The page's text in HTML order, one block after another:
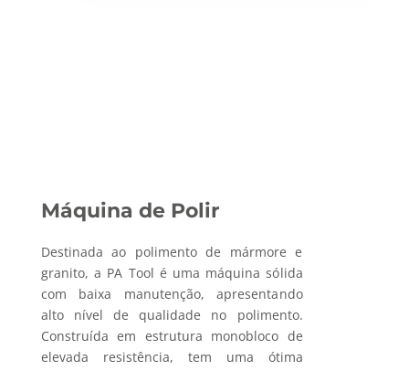
Máquina de Polir
Destinada ao polimento de mármore e
granito, a PA Tool é uma máquina sólida
com baixa manutenção, apresentando
alto nível de qualidade no polimento.
Construída em estrutura monobloco de
elevada resistência, tem uma ótima